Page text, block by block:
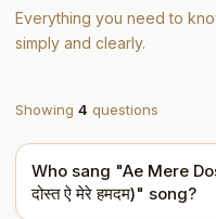
Everything you need to
simply and clearly.
Showing 4 questions
Who sang "Ae Mere
दोस्त ऐ मेरे हमदम)" song?